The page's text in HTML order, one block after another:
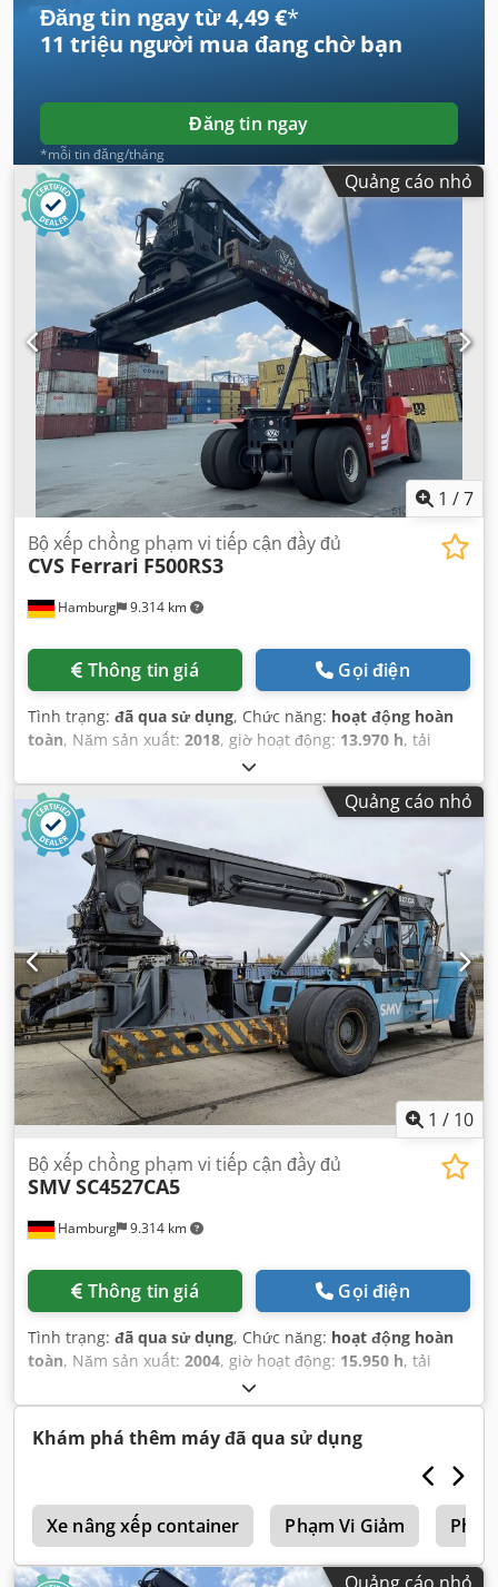
Đăng tin ngay từ 4,49 €*
11 triệu người mua đang chờ bạn
Đăng tin ngay
*mỗi tin đăng/tháng
Quảng cáo nhỏ
1 /7
Hamburg 9.314 km
Bộ xếp chồng phạm vi tiếp cận đầy đủ
CVS Ferrari F500RS3
Thông tin giá Gọi điện
Tình trạng: đã qua sử dụng, Chức năng: hoạt động hoàn
toàn, Năm sản xuất: 2018, giờ hoạt động: 13.970 h, tải
, chiều cao nâng:
liệu:diesel, công suất:257 kW (349,42 mã lực), trọng
lượng không tải:
, loại truyền động:Diesel, chiều
rộng xây dựng:4.185 mm
Quảng cáo nhỏ
1 / 10
Hamburg 9.314 km
Bộ xếp chồng phạm vi tiếp cận đầy đủ
SMVSC4527CA5
Thông tin giá Gọi điện
Tình trạng: đã qua sử dụng, Chức năng: hoạt động hoàn
toàn, Năm sản xuất: 2004, giờ hoạt động: 15.950 h, tải
, chiều cao nâng:
liệu:diesel, công suất:243 kW (330,39 mã lực), loại truyền
động:Diesel,
Khám phá thêm máy đã qua sử dụng
Xe nâng xếp container Phạm Vi Giảm